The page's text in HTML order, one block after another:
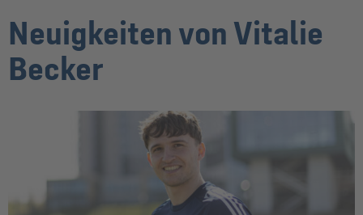
Neuigkeiten von Vitalie
Becker